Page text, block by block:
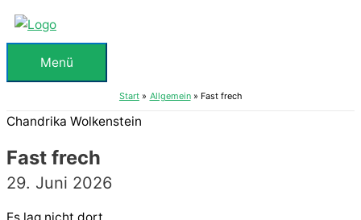
Zum
Inhalt
springenMenü
Menü
Start Allgemein Fast frech
Chandrika Wolkenstein
Fast frech
29. Juni 2026